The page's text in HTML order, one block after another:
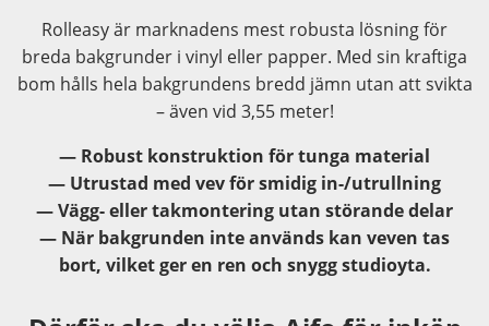
Rolleasy är marknadens mest robusta lösning för
breda bakgrunder i vinyl eller papper. Med sin kraftiga
bom hålls hela bakgrundens bredd jämn utan att svikta
– även vid 3,55 meter!
— Robust konstruktion för tunga material
— Utrustad med vev för smidig in-/utrullning
— Vägg- eller takmontering utan störande delar
— När bakgrunden inte används kan veven tas
bort, vilket ger en ren och snygg studioyta.